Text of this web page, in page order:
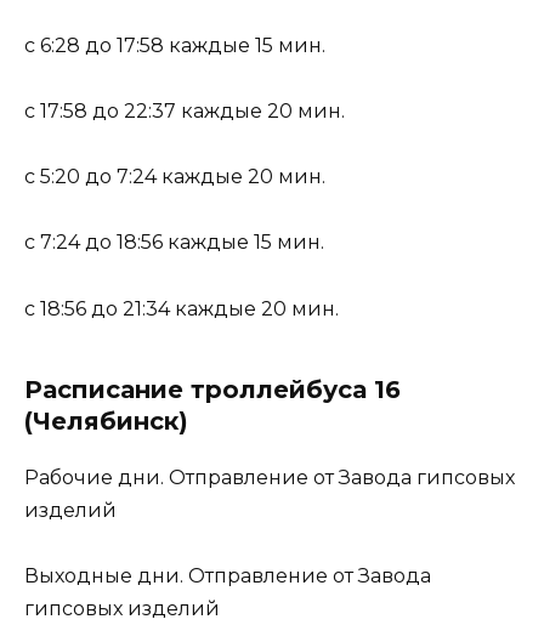
с 6:28 до 17:58 каждые 15 мин.
с 17:58 до 22:37 каждые 20 мин.
с 5:20 до 7:24 каждые 20 мин.
с 7:24 до 18:56 каждые 15 мин.
с 18:56 до 21:34 каждые 20 мин.
Расписание троллейбуса 16
(Челябинск)
Рабочие дни. Отправление от Завода гипсовых
изделий
Выходные дни. Отправление от Завода
гипсовых изделий